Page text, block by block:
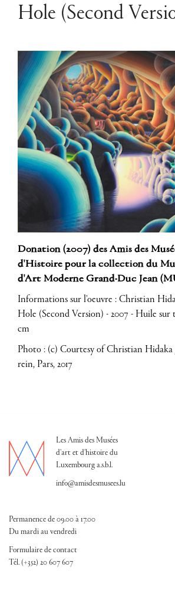
Hole (Second
Donation (2007) des Amis des
d'Histoire pour la collection du
d'Art Moderne Grand-Duc Jean
Informations sur l'oeuvre : Christian
Hole (Second Version) - 2007 - Huile sur
cm
Photo : (c) Courtesy of Christian
rein, Pars, 2017
Les Amis des Musées
d'art et d'histoire du
Luxembourg a.s.b.l.
info@amisdesmusees.lu
Permanence de 09.00 à 17.00
Du mardi au vendredi
Formulaire de contact
Tél. (+352) 20 607 607